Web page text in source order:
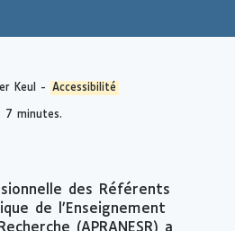
Keul - Accessibilité
7 minutes.
des Référents
de l’Enseignement
(APRANESR) a